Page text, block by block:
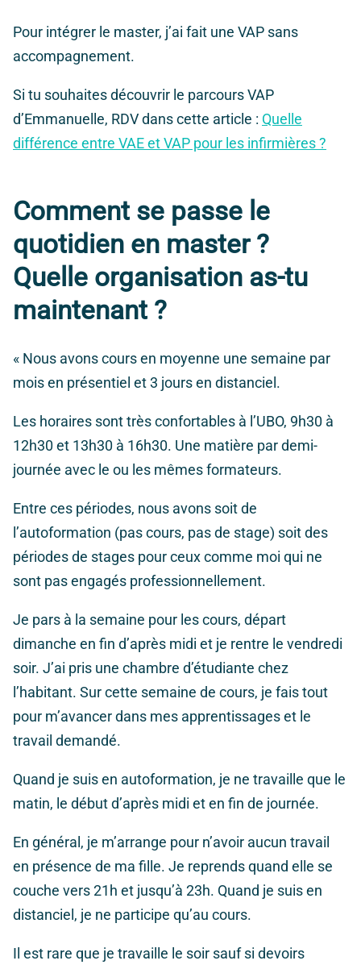
Pour intégrer le master, j’ai fait une VAP sans
accompagnement.
Si tu souhaites découvrir le parcours VAP
d’Emmanuelle, RDV dans cette article : Quelle
différence entre VAE et VAP pour les infirmières ?
Comment se passe le
quotidien en master ?
Quelle organisation as-tu
maintenant ?
« Nous avons cours en moyenne une semaine par
mois en présentiel et 3 jours en distanciel.
Les horaires sont très confortables à l’UBO, 9h30 à
12h30 et 13h30 à 16h30. Une matière par demi-
journée avec le ou les mêmes formateurs.
Entre ces périodes, nous avons soit de
l’autoformation (pas cours, pas de stage) soit des
périodes de stages pour ceux comme moi qui ne
sont pas engagés professionnellement.
Je pars à la semaine pour les cours, départ
dimanche en fin d’après midi et je rentre le vendredi
soir. J’ai pris une chambre d’étudiante chez
l’habitant. Sur cette semaine de cours, je fais tout
pour m’avancer dans mes apprentissages et le
travail demandé.
Quand je suis en autoformation, je ne travaille que le
matin, le début d’après midi et en fin de journée.
En général, je m’arrange pour n’avoir aucun travail
en présence de ma fille. Je reprends quand elle se
couche vers 21h et jusqu’à 23h. Quand je suis en
distanciel, je ne participe qu’au cours.
Il est rare que je travaille le soir sauf si devoirs